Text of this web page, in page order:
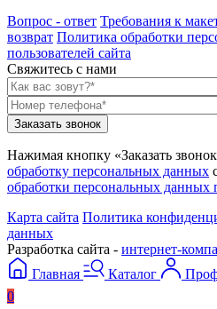
Вопрос - ответ Требования к
возврат Политика обработки
пользователей сайта
Свяжитесь с нами
Нажимая кнопку «Заказать
обработку персональных данных
обработки персональных данных
Карта сайта Политика
данных
Разработка сайта - интернет-
Главная
Каталог
0